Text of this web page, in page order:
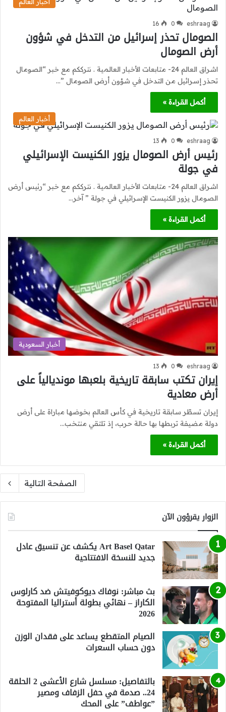
أخبار العالم
eshraag
0
16
الصومال تحذر إسرائيل من التدخل في شؤون
أرض الصومال
اشراق العالم 24- متابعات الأخبار العالمية . نترككم مع خبر “الصومال
تحذر إسرائيل من التدخل في شؤون أرض الصومال ”…
أكمل القراءة »
أخبار العالم
eshraag
0
13
رئيس أرض الصومال يزور الكنيست الإسرائيلي
في جولة
اشراق العالم 24- متابعات الأخبار العالمية . نترككم مع خبر “رئيس أرض
الصومال يزور الكنيست الإسرائيلي في جولة ” آخر…
أكمل القراءة »
أخبار السعودية
eshraag
0
13
إيران تكتب سابقة تاريخية بلعبها مونديالياً على
أرض معادية
إيران تسطّر سابقة تاريخية في كأس العالم بخوضها مباراة على أرض
دولة مضيفة تربطها بها حالة حرب، إذ تلتقي منتخب…
أكمل القراءة »
الصفحة التالية
الزوار يقرؤون الآن
Art Basel Qatar يكشف عن تنسيق عادل
جديد للنسخة الافتتاحية
بث مباشر: نوفاك ديوكوفيتش ضد كارلوس
الكاراز – نهائي بطولة أستراليا المفتوحة
2026
الصيام المتقطع يساعد على فقدان الوزن
دون حساب السعرات
بالتفاصيل: مسلسل شارع الأعشى 2 الحلقة
24.. صدمة في حفل الزفاف ومصير
”عواطف” على المحك